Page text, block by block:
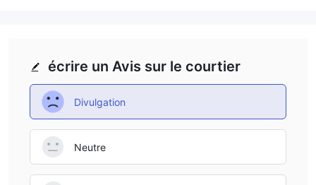
écrire un Avis sur le courtier
Divulgation
Neutre